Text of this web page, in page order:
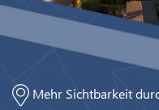
Mehr Sichtbarkeit